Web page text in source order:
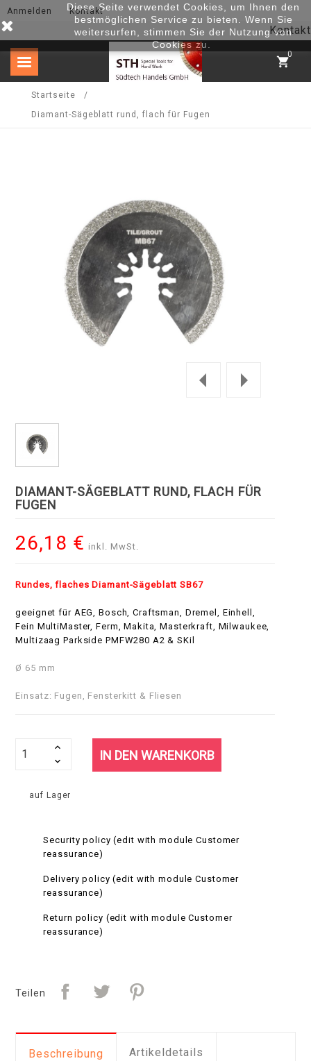
Diese Seite verwendet Cookies, um Ihnen den
bestmöglichen Service zu bieten. Wenn Sie
weitersurfen, stimmen Sie der Nutzung von
Cookies zu.
Anmelden Kontakt
Kontakt
shopping_cart
0
Startseite
Diamant-Sägeblatt rund, flach für Fugen
DIAMANT-SÄGEBLATT RUND, FLACH FÜR
FUGEN
26,18 € inkl. MwSt.
Rundes, flaches Diamant-Sägeblatt SB67
geeignet für AEG, Bosch, Craftsman, Dremel, Einhell,
Fein MultiMaster, Ferm, Makita, Masterkraft, Milwaukee,
Multizaag Parkside PMFW280 A2 & SKil
Ø 65 mm
Einsatz: Fugen, Fensterkitt & Fliesen
IN DEN WARENKORB
auf Lager
Security policy (edit with module Customer
reassurance)
Delivery policy (edit with module Customer
reassurance)
Return policy (edit with module Customer
reassurance)
Teilen
Beschreibung Artikeldetails